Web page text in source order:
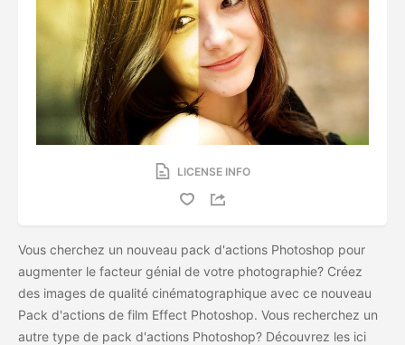
LICENSE INFO
Vous cherchez un nouveau pack d'actions Photoshop pour
augmenter le facteur génial de votre photographie? Créez
des images de qualité cinématographique avec ce nouveau
Pack d'actions de film Effect Photoshop. Vous recherchez un
autre type de pack d'actions Photoshop? Découvrez les ici